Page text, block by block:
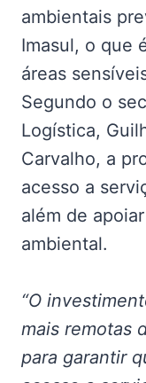
ambientais
Imasul, o que
áreas
Segundo o
Logística,
Carvalho, a
acesso a
além de
ambiental.
“O
mais remotas
para garantir